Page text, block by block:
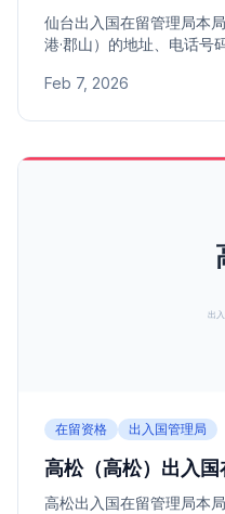
仙台出入国在留管理局本
港·郡山）的地址、电话号
Feb 7, 2026
在留资格 出入国管理局
高松（高松）出入
高松出入国在留管理局本